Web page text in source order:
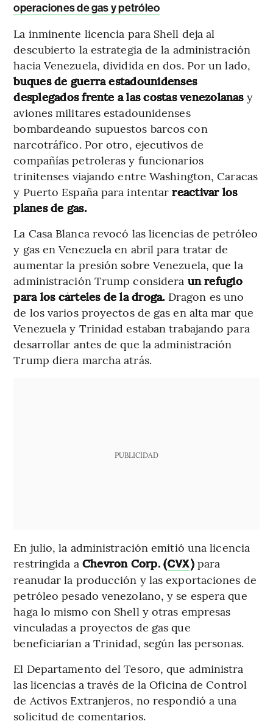
operaciones de gas y petróleo
La inminente licencia para Shell deja al
descubierto la estrategia de la administración
hacia Venezuela, dividida en dos. Por un lado,
buques de guerra estadounidenses
desplegados frente a las costas venezolanasy
aviones militares estadounidenses
bombardeando supuestos barcos con
narcotráfico. Por otro, ejecutivos de
compañías petroleras y funcionarios
trinitenses viajando entre Washington, Caracas
y Puerto España para intentarreactivar los
planes de gas.
La Casa Blanca revocó las licencias de petróleo
y gas en Venezuela en abril para tratar de
aumentar la presión sobre Venezuela, que la
administración Trump considera un refugio
para los cárteles de la droga. Dragon es uno
de los varios proyectos de gas en alta mar que
Venezuela y Trinidad estaban trabajando para
desarrollar antes de que la administración
Trump diera marcha atrás.
PUBLICIDAD
En julio, la administración emitió una licencia
restringida a Chevron Corp. (CVX) para
reanudar la producción y las exportaciones de
petróleo pesado venezolano, y se espera que
haga lo mismo con Shell y otras empresas
vinculadas a proyectos de gas que
beneficiarían a Trinidad, según las personas.
El Departamento del Tesoro, que administra
las licencias a través de la Oficina de Control
de Activos Extranjeros, no respondió a una
solicitud de comentarios.